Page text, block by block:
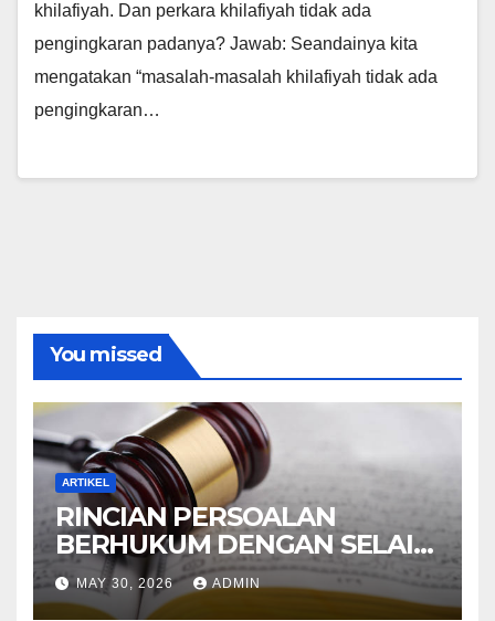
khilafiyah. Dan perkara khilafiyah tidak ada
pengingkaran padanya? Jawab: Seandainya kita
mengatakan “masalah-masalah khilafiyah tidak ada
pengingkaran…
You missed
ARTIKEL
RINCIAN PERSOALAN
BERHUKUM DENGAN SELAIN
HUKUM ALLAH DALAM
KITAB AT-TAMHID SYARAH
MAY 30, 2026 ADMIN